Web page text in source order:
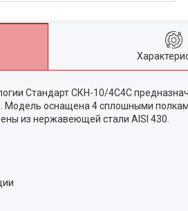
Стандарт СКН-10/4С4С
Модель оснащена 4 сплошными
из нержавеющей стали AISI 430.